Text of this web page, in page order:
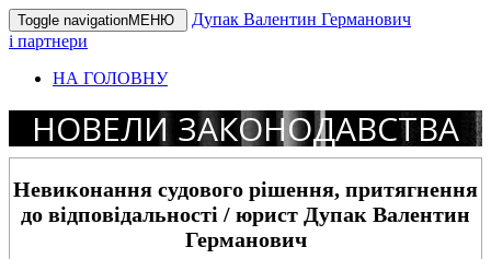
Toggle navigationМЕНЮ
Дупак Валентин Германович
і партнери
НА ГОЛОВНУ
НОВЕЛИ ЗАКОНОДАВСТВА
Невиконання судового рішення, притягнення
до відповідальності / юрист Дупак Валентин
Германович